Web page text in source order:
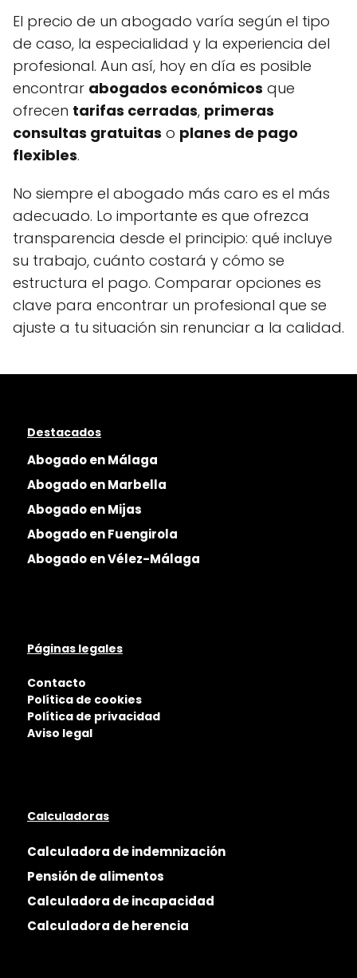
El precio de un abogado varía según el tipo
de caso, la especialidad y la experiencia del
profesional. Aun así, hoy en día es posible
encontrar abogados económicos que
ofrecen tarifas cerradas, primeras
consultas gratuitas o planes de pago
flexibles.
No siempre el abogado más caro es el más
adecuado. Lo importante es que ofrezca
transparencia desde el principio: qué incluye
su trabajo, cuánto costará y cómo se
estructura el pago. Comparar opciones es
clave para encontrar un profesional que se
ajuste a tu situación sin renunciar a la calidad.
Destacados
Abogado en Málaga
Abogado en Marbella
Abogado en Mijas
Abogado en Fuengirola
Abogado en Vélez-Málaga
Páginas legales
Contacto
Política de cookies
Política de privacidad
Aviso legal
Calculadoras
Calculadora de indemnización
Pensión de alimentos
Calculadora de incapacidad
Calculadora de herencia